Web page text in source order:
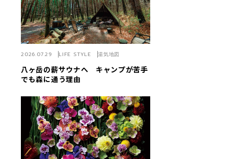
八ヶ岳の薪サウナへ キャンプが苦手
でも森に通う理由
2026.07.29 LIFE STYLE 湯気地図